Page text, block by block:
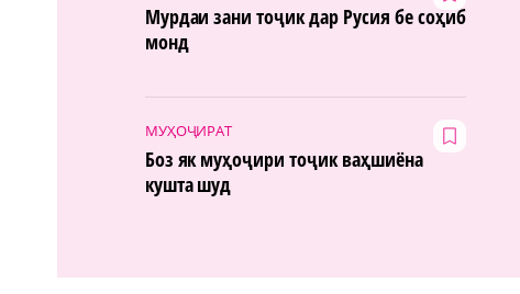
Мурдаи зани тоҷик дар Русия бе соҳиб
монд
МУҲОҶИРАТ
Боз як муҳоҷири тоҷик ваҳшиёна
кушта шуд